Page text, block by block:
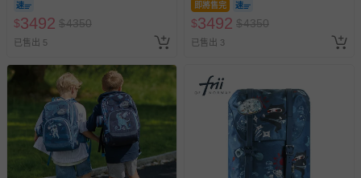
$3492 $4350
已售出 5
即將售完
$3492 $4350
已售出 3